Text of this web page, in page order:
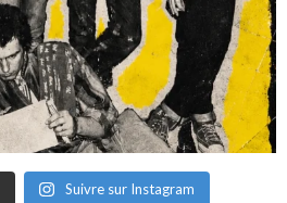
Suivre sur Instagram